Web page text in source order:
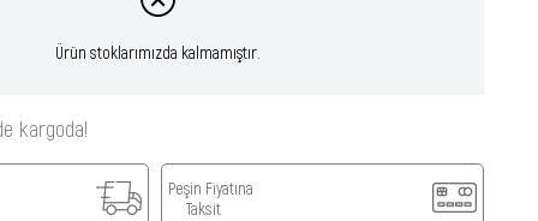
Ürün stoklarımızda kalmamıştır.
kargoda!
Peşin Fiyatına
Taksit